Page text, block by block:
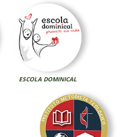
ESCOLA DOMINICAL